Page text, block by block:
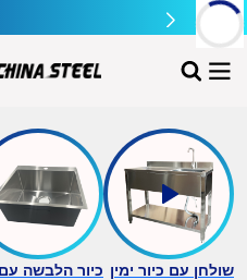
לתוכן
שולחן עם כיור ימין
כיור הלבשה עם